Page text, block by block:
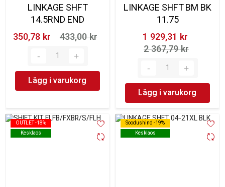
LINKAGE SHFT
14.5RND END
350,78 kr‎
433,00 kr‎
Lägg i varukorg
LINKAGE SHFT BM BK
11.75
1 929,31 kr‎
2 367,79 kr‎
Lägg i varukorg
OUTLET -18%
Kesklaos
OUTLET -18%
Kesklaos
Soodushind -19%
Kesklaos
Soodushind -19%
Kesklaos